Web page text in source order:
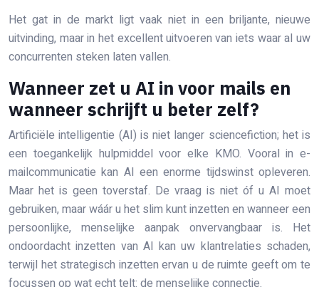
Het gat in de markt ligt vaak niet in een briljante, nieuwe
uitvinding, maar in het excellent uitvoeren van iets waar al uw
concurrenten steken laten vallen.
Wanneer zet u AI in voor mails en
wanneer schrijft u beter zelf?
Artificiële intelligentie (AI) is niet langer sciencefiction; het is
een toegankelijk hulpmiddel voor elke KMO. Vooral in e-
mailcommunicatie kan AI een enorme tijdswinst opleveren.
Maar het is geen toverstaf. De vraag is niet óf u AI moet
gebruiken, maar wáár u het slim kunt inzetten en wanneer een
persoonlijke, menselijke aanpak onvervangbaar is. Het
ondoordacht inzetten van AI kan uw klantrelaties schaden,
terwijl het strategisch inzetten ervan u de ruimte geeft om te